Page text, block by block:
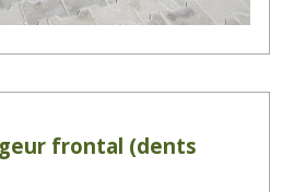
frontal (dents